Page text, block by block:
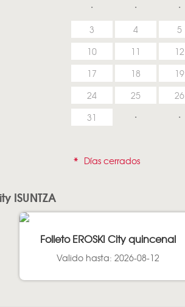
3 4 5
10 11 12
17 18 19
24 25 26
31
* Días cerrados
ISUNTZA
Folleto EROSKI City quincenal
Valido hasta: 2026-08-12